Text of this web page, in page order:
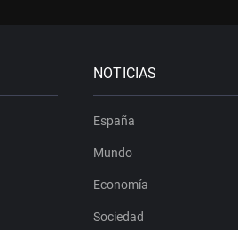
NOTICIAS
España
Mundo
Economía
Sociedad